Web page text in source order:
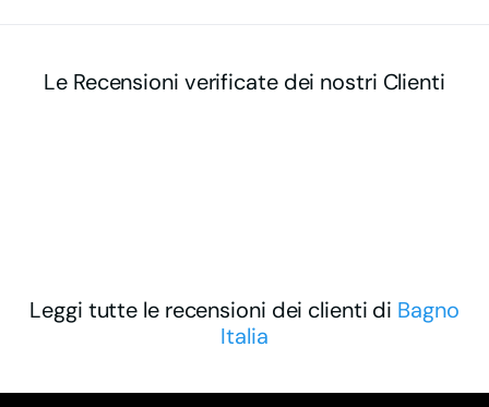
Le Recensioni verificate dei nostri Clienti
Leggi tutte le recensioni dei clienti di Bagno
Italia